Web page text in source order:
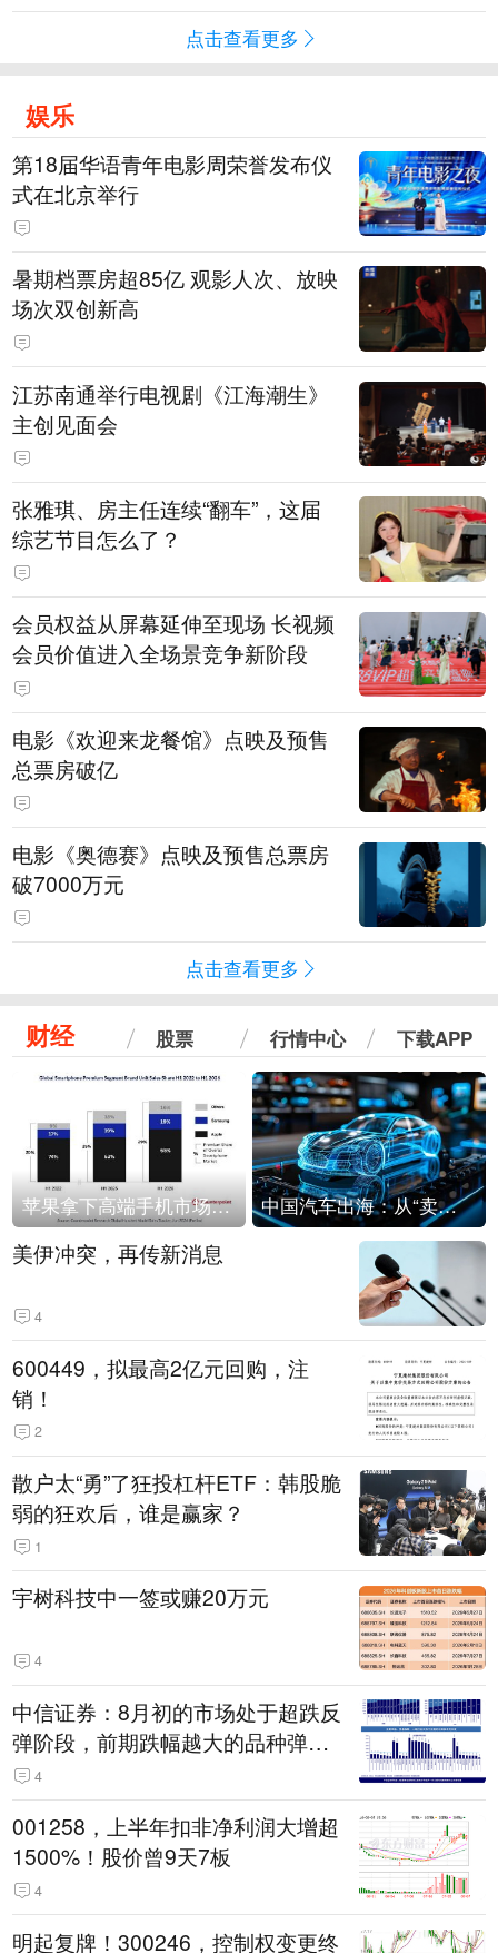
点击查看更多
娱乐
第18届华语青年电影周荣誉发布仪
式在北京举行
暑期档票房超85亿 观影人次、放映
场次双创新高
江苏南通举行电视剧《江海潮生》
主创见面会
张雅琪、房主任连续“翻车”，这届
综艺节目怎么了？
会员权益从屏幕延伸至现场 长视频
会员价值进入全场景竞争新阶段
电影《欢迎来龙餐馆》点映及预售
总票房破亿
电影《奥德赛》点映及预售总票房
破7000万元
点击查看更多
财经 股票 行情中心 下载APP
苹果拿下高端手机市场65%的份额：iPhone 17系列功不可没 中国汽车出海：从“卖出去”到“走进去”
美伊冲突，再传新消息
4
600449，拟最高2亿元回购，注
销！
2
散户太“勇”了狂投杠杆ETF：韩股脆
弱的狂欢后，谁是赢家？
1
宇树科技中一签或赚20万元
4
中信证券：8月初的市场处于超跌反
弹阶段，前期跌幅越大的品种弹性
越大
4
001258，上半年扣非净利润大增超
1500%！股价曾9天7板
4
明起复牌！300246，控制权变更终